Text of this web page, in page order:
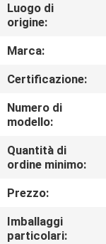
MOSTRA
VR
CIRCA
NOI
GIRO
DELLA
FABBRICA
Luogo di
origine:
Marca:
Certificazione:
Numero di
modello:
Quantità di
ordine minimo:
Prezzo:
Imballaggi
particolari: